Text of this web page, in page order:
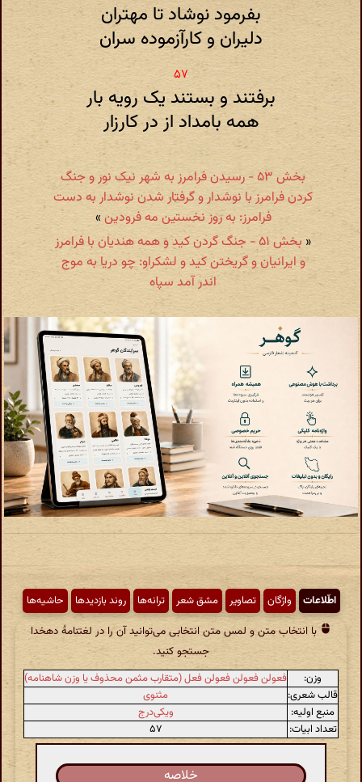
بفرمود نوشاد تا مهتران
دلیران و کارآزموده سران
برفتند و بستند یک رویه بار
همه بامداد از در کارزار
بخش ۵۳ - رسیدن فرامرز به شهر نیک نور و جنگ
کردن فرامرز با نوشدار و گرفتار شدن نوشدار به دست
فرامرز: به روز نخستین مه فرودین»
«
بخش ۵۱ - جنگ گردن کید و همه هندیان با فرامرز
و ایرانیان و گریختن کید و لشکراو: چو دریا به موج
اندر آمد سپاه
اطّلاعات واژگان تصاویر مشق شعر ترانه‌ها روند بازدیدها حاشیه‌ها
با انتخاب متن و لمس متن انتخابی می‌توانید آن را در لغتنامهٔ دهخدا
جستجو کنید.
وزن:
فعولن فعولن فعولن فعل (متقارب مثمن محذوف یا وزن شاهنامه)
قالب شعری:
مثنوی
منبع اولیه:
ویکی‌درج
تعداد ابیات:
۵۷
خلاصه